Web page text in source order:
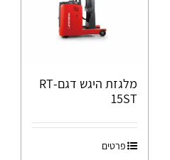
מלגזת היגש דגם-RT
15ST
פרטים